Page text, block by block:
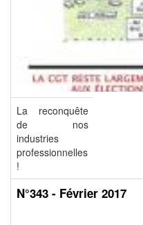
La reconquête
de nos
industries
professionnelles
!
N°343 - Février 2017